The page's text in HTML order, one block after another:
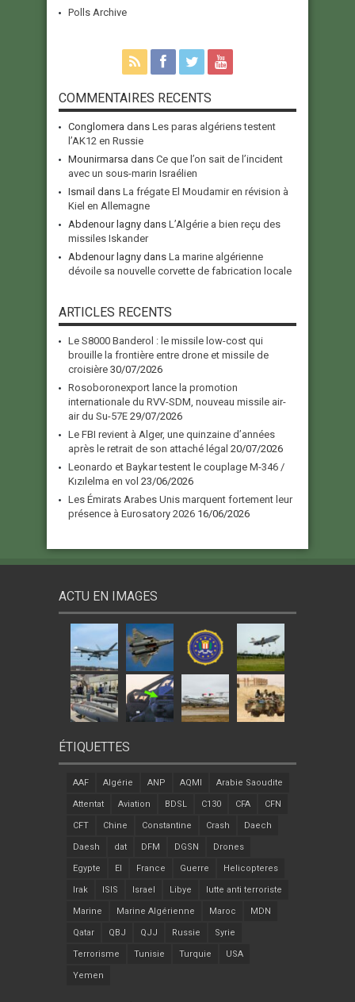
Polls Archive
COMMENTAIRES RECENTS
Conglomera dans Les paras algériens testent
l’AK12 en Russie
Mounirmarsa dans Ce que l’on sait de l’incident
avec un sous-marin Israélien
Ismail dans La frégate El Moudamir en révision à
Kiel en Allemagne
Abdenour lagny dans L’Algérie a bien reçu des
missiles Iskander
Abdenour lagny dans La marine algérienne
dévoile sa nouvelle corvette de fabrication locale
ARTICLES RECENTS
Le S8000 Banderol : le missile low-cost qui
brouille la frontière entre drone et missile de
croisière 30/07/2026
Rosoboronexport lance la promotion
internationale du RVV-SDM, nouveau missile air-
air du Su-57E 29/07/2026
Le FBI revient à Alger, une quinzaine d’années
après le retrait de son attaché légal 20/07/2026
Leonardo et Baykar testent le couplage M-346 /
Kızılelma en vol 23/06/2026
Les Émirats Arabes Unis marquent fortement leur
présence à Eurosatory 2026 16/06/2026
ACTU EN IMAGES
ÉTIQUETTES
AAF Algérie ANP AQMI Arabie Saoudite
Attentat Aviation BDSL C130 CFA CFN
CFT Chine Constantine Crash Daech
Daesh dat DFM DGSN Drones
Egypte EI France Guerre Helicopteres
Irak ISIS Israel Libye lutte anti terroriste
Marine Marine Algérienne Maroc MDN
Qatar QBJ QJJ Russie Syrie
Terrorisme Tunisie Turquie USA
Yemen